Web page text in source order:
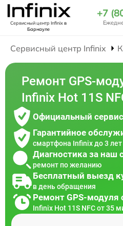
Сервисный центр Infinixв
Барнауле
+7
Сервисный центр Infinix
Ремонт GPS-
Infinix Hot 11S
Официальный сервис
Гарантийное
смартфона Infinix до 3 лет
Диагностика за наш
ремонт по желанию
Бесплатный выезд
в день обращения
Ремонт GPS-модуля
Infinix Hot 11S NFC от 35